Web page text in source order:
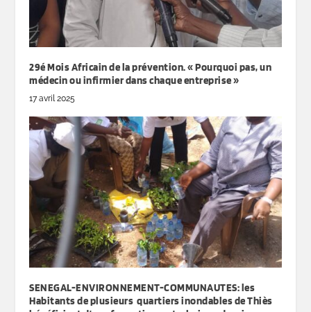
29é Mois Africain de la prévention. « Pourquoi pas, un
médecin ou infirmier dans chaque entreprise »
17 avril 2025
SENEGAL-ENVIRONNEMENT-COMMUNAUTES: les
Habitants de plusieurs quartiers inondables de Thiès